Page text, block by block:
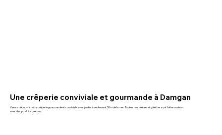
Une crêperie conviviale et gourmande à Damgan
Venez découvrir notre crêperie gourmande et conviviale avec jardin, à seulement 50m de la mer. Toutes nos crêpes et galettes sont faites maison
avec des produits bretons.